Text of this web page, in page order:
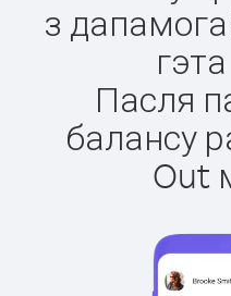
з
Пасля
балансу
Out